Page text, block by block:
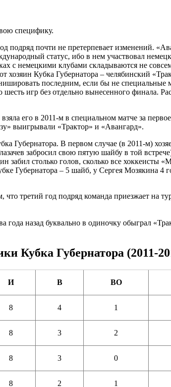
специфику.
подряд почти не претерпевает изменений.
статус, ибо в нем участвовал
с немецкими клубами складываются не
хозяин Кубка Губернатора – челябинский
последним, если бы не специальные
игр без отдельно вынесенного финала.
его в 2011-м в специальном матче за
выигрывали «Трактор» и «Авангард».
Губернатора. В первом случае (в 2011-м)
забросил свою пятую шайбу в той
забил столько голов, сколько все хоккеисты
Губернатора – 5 шайб, у Сергея Мозякина
что третий год подряд команда приезжает на
года назад буквально в одиночку обыграл
Кубка Губернатора (2011-
И В ВО
8 4 1
8 3 2
8 3 0
8 2 1